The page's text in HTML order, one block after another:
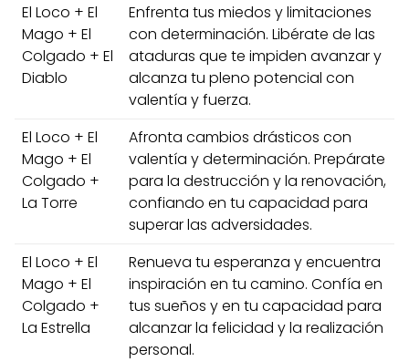
El Loco + El
Mago + El
Colgado + El
Diablo
Enfrenta tus miedos y limitaciones
con determinación. Libérate de las
ataduras que te impiden avanzar y
alcanza tu pleno potencial con
valentía y fuerza.
El Loco + El
Mago + El
Colgado +
La Torre
Afronta cambios drásticos con
valentía y determinación. Prepárate
para la destrucción y la renovación,
confiando en tu capacidad para
superar las adversidades.
El Loco + El
Mago + El
Colgado +
La Estrella
Renueva tu esperanza y encuentra
inspiración en tu camino. Confía en
tus sueños y en tu capacidad para
alcanzar la felicidad y la realización
personal.